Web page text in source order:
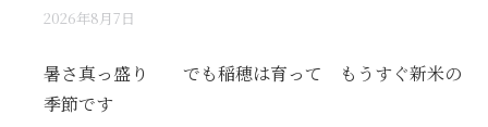
2026年8月7日
暑さ真っ盛り でも稲穂は育って もうすぐ新米の
季節です